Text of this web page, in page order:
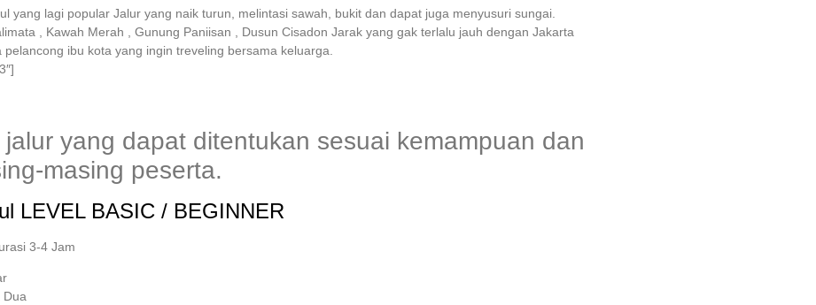
yang lagi popular Jalur yang naik turun, melintasi sawah, bukit dan dapat juga menyusuri sungai.
, Kawah Merah , Gunung Paniisan , Dusun Cisadon Jarak yang gak terlalu jauh dengan Jakarta
ibu kota yang ingin treveling bersama keluarga.
yang dapat ditentukan sesuai kemampuan dan
masing peserta.
LEVEL BASIC / BEGINNER
3-4 Jam
Dua